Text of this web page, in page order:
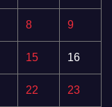
8 9
15 16
22 23